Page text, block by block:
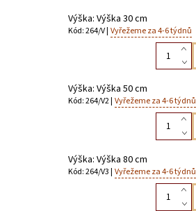
Výška: Výška 30 cm
Kód: 264/V | Vyřežeme za 4-6 týdnů
Výška: Výška 50 cm
Kód: 264/V2 | Vyřežeme za 4-6 týdnů
Výška: Výška 80 cm
Kód: 264/V3 | Vyřežeme za 4-6 týdnů